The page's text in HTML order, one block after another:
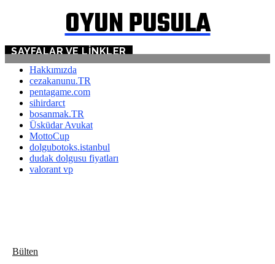
OYUN PUSULA
SAYFALAR VE LINKLER
Hakkımızda
cezakanunu.TR
pentagame.com
sihirdarct
bosanmak.TR
Üsküdar Avukat
MottoCup
dolgubotoks.istanbul
dudak dolgusu fiyatları
valorant vp
Bülten